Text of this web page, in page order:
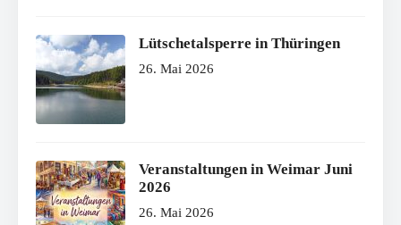
Lütschetalsperre in Thüringen
26. Mai 2026
Veranstaltungen in Weimar Juni
2026
26. Mai 2026